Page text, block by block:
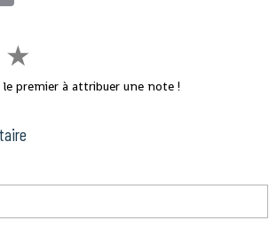
★
premier à attribuer une note !